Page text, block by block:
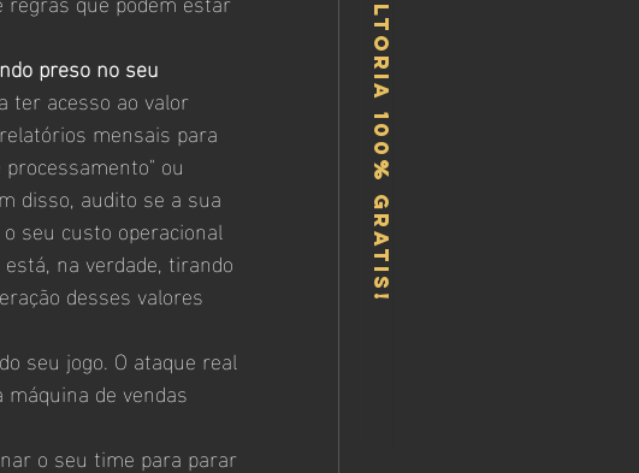
preso no seu
ter acesso ao valor
mensais para
ou
disso, audito se a sua
seu custo operacional
na verdade, tirando
desses valores
seu jogo. O ataque real
de vendas
o seu time para parar